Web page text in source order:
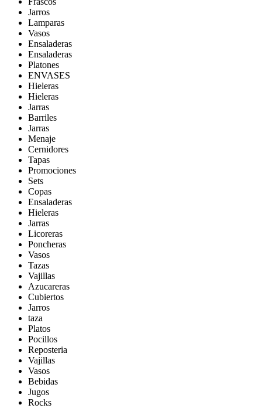
Jarros
Lamparas
Vasos
Ensaladeras
Ensaladeras
Platones
ENVASES
Hieleras
Hieleras
Jarras
Barriles
Jarras
Menaje
Cernidores
Tapas
Promociones
Sets
Copas
Ensaladeras
Hieleras
Jarras
Licoreras
Poncheras
Vasos
Tazas
Vajillas
Azucareras
Cubiertos
Jarros
taza
Platos
Pocillos
Reposteria
Vajillas
Vasos
Bebidas
Jugos
Rocks